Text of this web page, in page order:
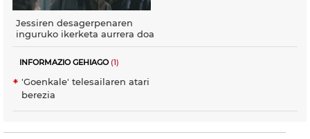
Jessiren desagerpenaren
inguruko ikerketa aurrera doa
INFORMAZIO GEHIAGO(1)
'Goenkale' telesailaren atari
berezia